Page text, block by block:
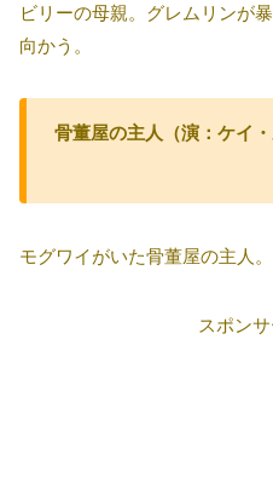
ビリーの母親。グレムリンが
向かう。
骨董屋の主人（演：ケイ・
モグワイがいた骨董屋の主人。
スポン